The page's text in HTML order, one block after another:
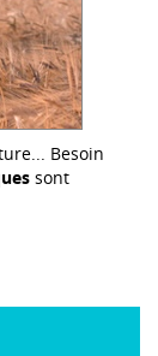
Besoin
sont